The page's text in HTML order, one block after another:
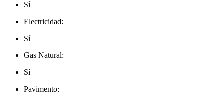
Sí
Electricidad:
Sí
Gas Natural:
Sí
Pavimento: